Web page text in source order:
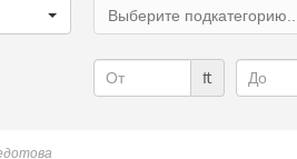
категорию...
Выберите подкатегорию...
₶